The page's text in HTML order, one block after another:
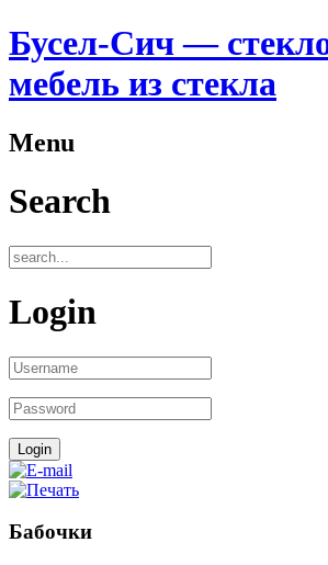
Бусел-Сич —
мебель из стекла
Menu
Search
Login
Бабочки